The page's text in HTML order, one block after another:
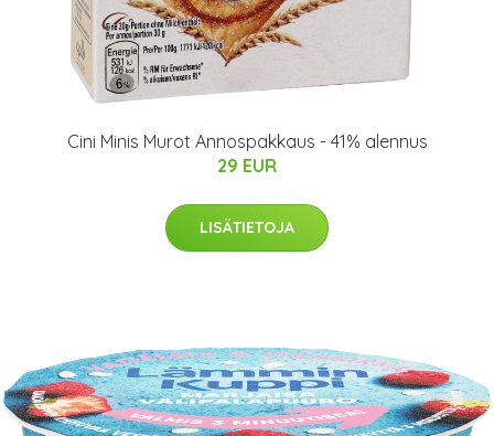
Cini Minis Murot Annospakkaus - 41% alennus
29 EUR
LISÄTIETOJA